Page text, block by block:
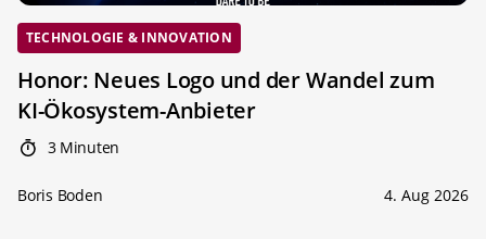
TECHNOLOGIE & INNOVATION
Honor: Neues Logo und der Wandel zum
KI-Ökosystem-Anbieter
3 Minuten
Boris Boden 4. Aug 2026